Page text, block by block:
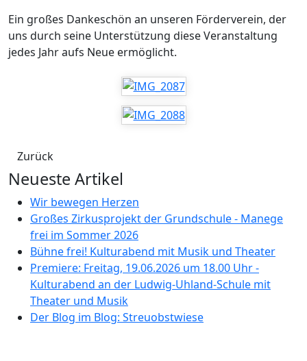
Ein großes Dankeschön an unseren Förderverein, der
uns durch seine Unterstützung diese Veranstaltung
jedes Jahr aufs Neue ermöglicht.
Zurück
Neueste Artikel
Wir bewegen Herzen
Großes Zirkusprojekt der Grundschule - Manege
frei im Sommer 2026
Bühne frei! Kulturabend mit Musik und Theater
Premiere: Freitag, 19.06.2026 um 18.00 Uhr -
Kulturabend an der Ludwig-Uhland-Schule mit
Theater und Musik
Der Blog im Blog: Streuobstwiese